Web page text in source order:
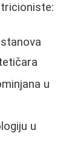
u
u